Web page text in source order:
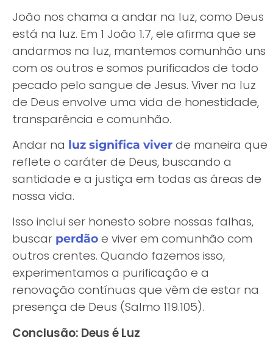
João nos chama a andar na luz, como Deus
está na luz. Em 1 João 1.7, ele afirma que se
andarmos na luz, mantemos comunhão uns
com os outros e somos purificados de todo
pecado pelo sangue de Jesus. Viver na luz
de Deus envolve uma vida de honestidade,
transparência e comunhão.
Andar na luz significa viver de maneira que
reflete o caráter de Deus, buscando a
santidade e a justiça em todas as áreas de
nossa vida.
Isso inclui ser honesto sobre nossas falhas,
buscar perdão e viver em comunhão com
outros crentes. Quando fazemos isso,
experimentamos a purificação e a
renovação contínuas que vêm de estar na
presença de Deus (Salmo 119.105).
Conclusão: Deus é Luz